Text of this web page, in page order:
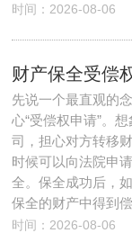
时间：2026-08-06
先说一个最直观的
心“受偿权申请”。
司，担心对方转移
时候可以向法院申
全。保全成功后，
保全的财产中得到
时间：2026-08-06